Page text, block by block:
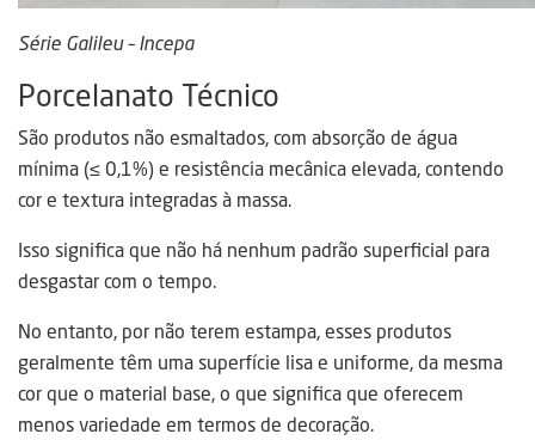
Série Galileu – Incepa
Porcelanato Técnico
São produtos não esmaltados, com absorção de água
mínima (≤ 0,1%) e resistência mecânica elevada, contendo
cor e textura integradas à massa.
Isso significa que não há nenhum padrão superficial para
desgastar com o tempo.
No entanto, por não terem estampa, esses produtos
geralmente têm uma superfície lisa e uniforme, da mesma
cor que o material base, o que significa que oferecem
menos variedade em termos de decoração.